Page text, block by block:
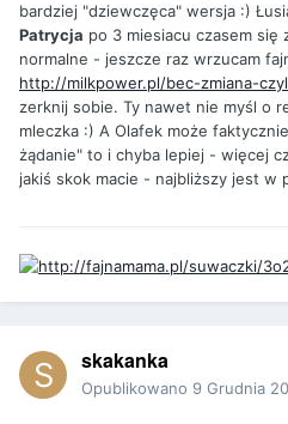
bardziej "dziewczęca" wersja :)
Patrycja po 3 miesiacu czasem się
normalne - jeszcze raz wrzucam
http://milkpower.pl/bec-zmiana-
zerknij sobie. Ty nawet nie myśl o
mleczka :) A Olafek może
żądanie" to i chyba lepiej - więcej
jakiś skok macie - najbliższy jest w
skakanka
Opublikowano 9 Grudnia